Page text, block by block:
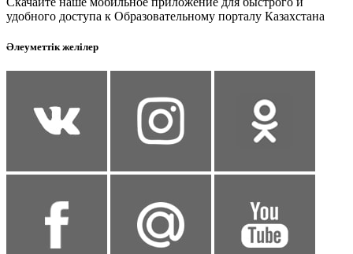
удобного доступа к Образовательному порталу Казахстана
Әлеуметтік желілер